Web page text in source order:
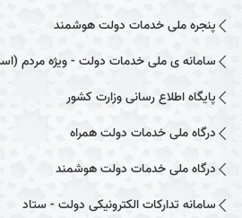
پنجره ملی خدمات دولت هوشمند
سامانه ی ملی خدمات دولت - ویژه مردم
پایگاه اطلاع رسانی وزارت کشور
درگاه ملی خدمات دولت همراه
درگاه ملی خدمات دولت هوشمند
سامانه تدارکات الکترونیکی دولت - ستاد